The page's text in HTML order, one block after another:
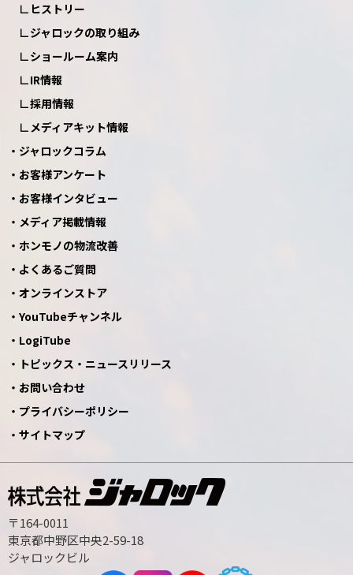
ヒストリー
ジャロックの取り組み
ショールーム案内
IR情報
採用情報
メディアキット情報
ジャロックコラム
お客様アンケート
お客様インタビュー
メディア掲載情報
ホンモノの物流改善
よくあるご質問
オンラインストア
YouTubeチャンネル
LogiTube
トピックス・ニュースリリース
お問い合わせ
プライバシーポリシー
サイトマップ
〒164-0011
東京都中野区中央2-59-18
ジャロックビル